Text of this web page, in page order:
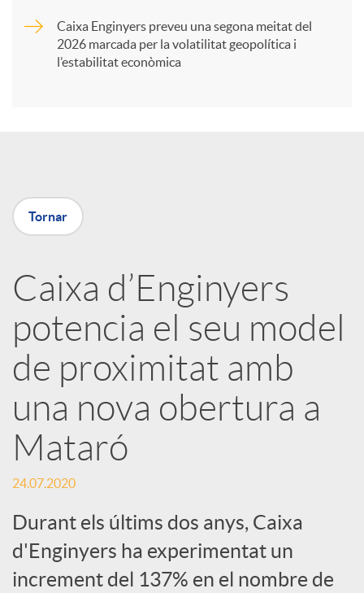
X
r
x
e
s
S
o
Caixa Enginyers preveu una segona meitat del
2026 marcada per la volatilitat geopolítica i
l’estabilitat econòmica
Tornar
Caixa d’Enginyers
potencia el seu model
de proximitat amb
una nova obertura a
Mataró
24.07.2020
Durant els últims dos anys, Caixa
d'Enginyers ha experimentat un
increment del 137% en el nombre de